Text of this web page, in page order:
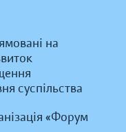
на
суспільства
«Форум